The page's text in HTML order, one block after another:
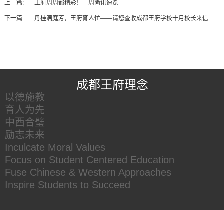
上一篇: 王府周周都精彩！一周简讯速览
下一篇: 丹桂满庭芳，王府育人忙——请您查收成都王府学校十月校长来信
成都王府理念
以德施教
育人为先
中西合璧
励志未来
Inculcate Moral Values
Focus on Student Centered Education
Fuse Chinese & Western Approaches
Inspire Students to Succeed